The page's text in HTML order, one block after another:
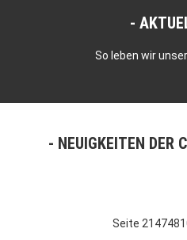
So leben wir
NEUIGKEITEN DER
Seite